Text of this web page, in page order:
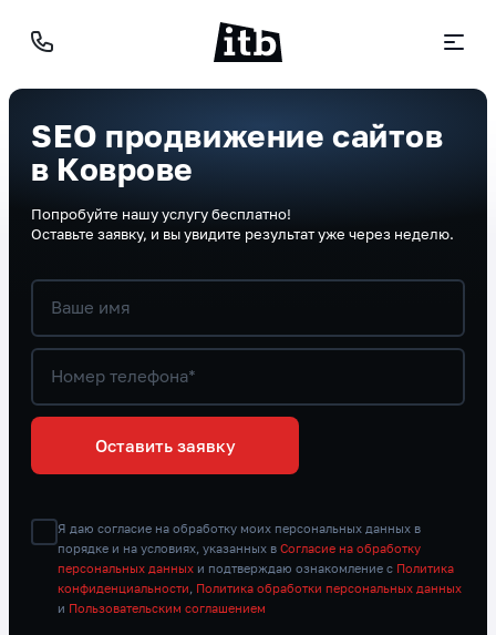
SEO продвижение сайтов
в Коврове
Попробуйте нашу услугу бесплатно!
Оставьте заявку, и вы увидите результат уже через неделю.
Ваше имя
Номер телефона*
Оставить заявку
Я даю согласие на обработку моих персональных данных в
порядке и на условиях, указанных в Согласие на обработку
персональных данных и подтверждаю ознакомление с Политика
конфиденциальности, Политика обработки персональных данных
и Пользовательским соглашением